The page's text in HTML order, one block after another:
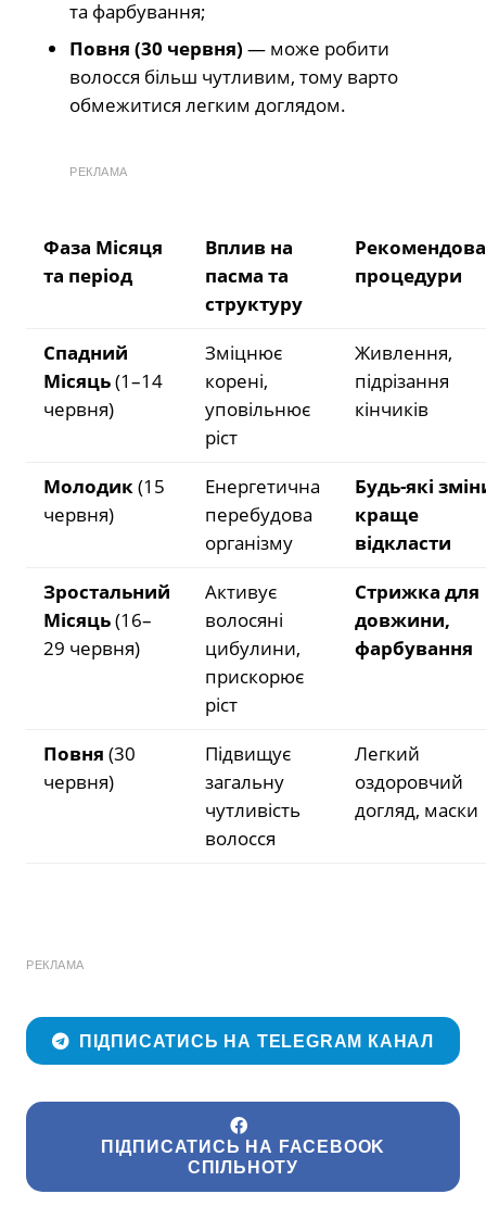
та фарбування;
Повня (30 червня) — може робити
волосся більш чутливим, тому варто
обмежитися легким доглядом.
РЕКЛАМА
Фаза Місяця
та період
Вплив на
пасма та
структуру
процедури
Спадний
Місяць(1–14
червня)
Зміцнює
корені,
уповільнює
ріст
Живлення,
підрізання
кінчиків
Молодик(15
червня)
Енергетична
перебудова
організму
Будь-які
краще
відкласти
Зростальний
Місяць(16–
29 червня)
Активує
волосяні
цибулини,
прискорює
ріст
Стрижка для
довжини,
фарбування
Повня (30
червня)
Підвищує
загальну
чутливість
волосся
Легкий
оздоровчий
догляд, маски
РЕКЛАМА
ПІДПИСАТИСЬ НА TELEGRAM КАНАЛ
ПІДПИСАТИСЬ НА FACEBOOK
СПІЛЬНОТУ